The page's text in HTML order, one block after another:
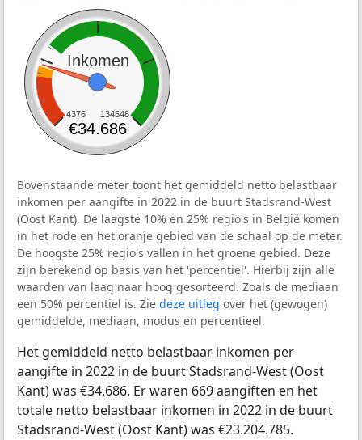
Inkomen
4376 134548
€34.686
Bovenstaande meter toont het gemiddeld netto belastbaar
inkomen per aangifte in 2022 in de buurt Stadsrand-West
(Oost Kant). De laagste 10% en 25% regio's in België komen
in het rode en het oranje gebied van de schaal op de meter.
De hoogste 25% regio's vallen in het groene gebied. Deze
zijn berekend op basis van het 'percentiel'. Hierbij zijn alle
waarden van laag naar hoog gesorteerd. Zoals de mediaan
een 50% percentiel is. Zie deze uitleg over het (gewogen)
gemiddelde, mediaan, modus en percentieel.
Het gemiddeld netto belastbaar inkomen per
aangifte in 2022 in de buurt Stadsrand-West (Oost
Kant) was €34.686. Er waren 669 aangiften en het
totale netto belastbaar inkomen in 2022 in de buurt
Stadsrand-West (Oost Kant) was €23.204.785.